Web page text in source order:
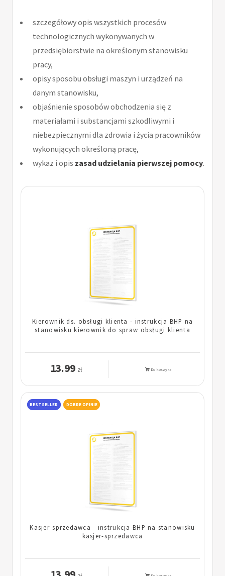
szczegółowy opis wszystkich procesów
technologicznych wykonywanych w
przedsiębiorstwie na określonym stanowisku
pracy,
opisy sposobu obsługi maszyn i urządzeń na
danym stanowisku,
objaśnienie sposobów obchodzenia się z
materiałami i substancjami szkodliwymi i
niebezpiecznymi dla zdrowia i życia pracowników
wykonujących określoną pracę,
wykaz i opis zasad udzielania pierwszej pomocy.
Kierownik ds. obsługi klienta - instrukcja BHP na
stanowisku kierownik do spraw obsługi klienta
13.99 zł Do koszyka
BESTSELLER DOBRE OPINIE
Kasjer-sprzedawca - instrukcja BHP na stanowisku
kasjer-sprzedawca